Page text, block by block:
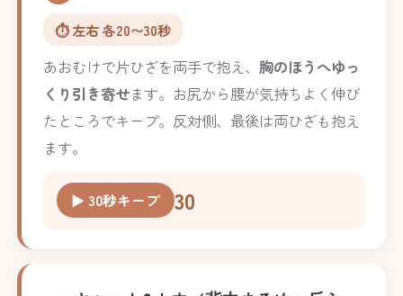
⏱️ 左右 各20〜30秒
あおむけで片ひざを両手で抱え、胸のほうへゆっ
くり引き寄せます。お尻から腰が気持ちよく伸び
たところでキープ。反対側、最後は両ひざも抱え
ます。
▶ 30秒キープ 30